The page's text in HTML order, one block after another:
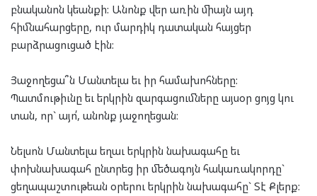
բնականոն կեանքի: Անոնք վեր առին միայն այդ
հիմնահարցերը, ուր մարդիկ դատական հայցեր
բարձրացուցած էին:
Յաջողեցա՞ն Մանտելա եւ իր համախոհները:
Պատմութիւնը եւ երկրին զարգացումները այսօր ցոյց կու
տան, որ` այո՛, անոնք յաջողեցան:
Նելսոն Մանտելա եղաւ երկրին նախագահը եւ
փոխնախագահ ընտրեց իր մեծագոյն հակառակորդը`
ցեղապաշտութեան օրերու երկրին նախագահը` Տէ Քլերք: